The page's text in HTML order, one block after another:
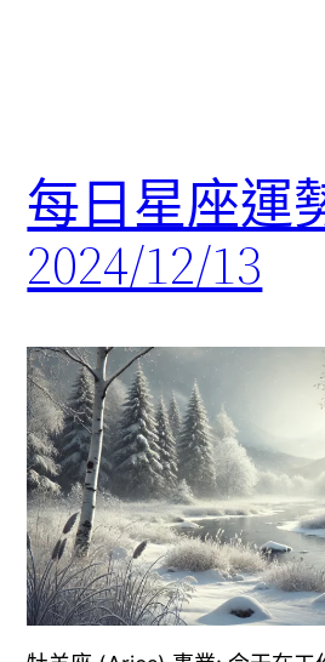
每日星座運
2024/12/13